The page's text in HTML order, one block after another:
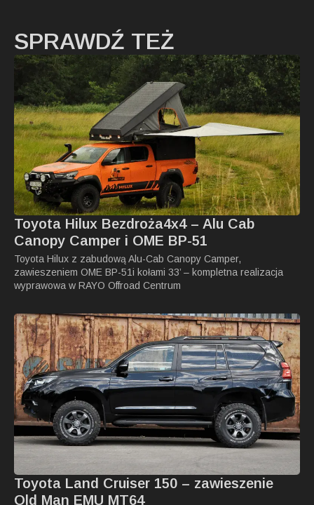
SPRAWDŹ TEŻ
Toyota Hilux Bezdroża4x4 – Alu Cab
Canopy Camper i OME BP-51
Toyota Hilux z zabudową Alu-Cab Canopy Camper,
zawieszeniem OME BP-51i kołami 33’ – kompletna realizacja
wyprawowa w RAYO Offroad Centrum
Toyota Land Cruiser 150 – zawieszenie
Old Man EMU MT64